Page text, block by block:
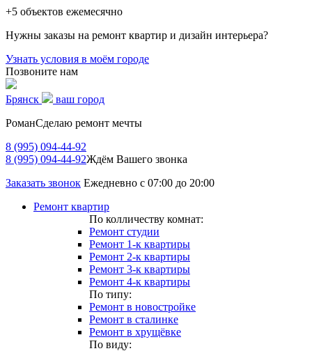
+5 объектов ежемесячно
Нужны заказы на ремонт квартир и дизайн интерьера?
Узнать условия в моём городе
Позвоните нам
Брянск
ваш город
РоманСделаю ремонт мечты
8 (995) 094-44-92
8 (995) 094-44-92Ждём Вашего звонка
Заказать звонок Ежедневно с 07:00 до 20:00
Ремонт квартир
По колличеству комнат:
Ремонт студии
Ремонт 1-к квартиры
Ремонт 2-к квартиры
Ремонт 3-к квартиры
Ремонт 4-к квартиры
По типу:
Ремонт в новостройке
Ремонт в сталинке
Ремонт в хрущёвке
По виду: